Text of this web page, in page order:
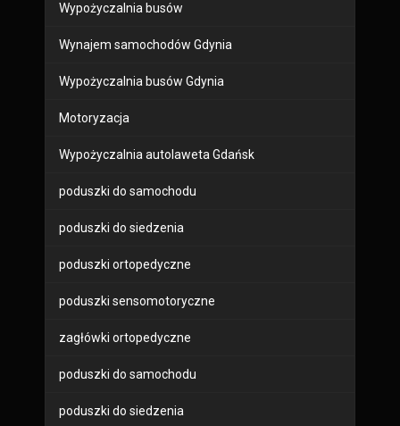
Wypożyczalnia busów
Wynajem samochodów Gdynia
Wypożyczalnia busów Gdynia
Motoryzacja
Wypożyczalnia autolaweta Gdańsk
poduszki do samochodu
poduszki do siedzenia
poduszki ortopedyczne
poduszki sensomotoryczne
zagłówki ortopedyczne
poduszki do samochodu
poduszki do siedzenia